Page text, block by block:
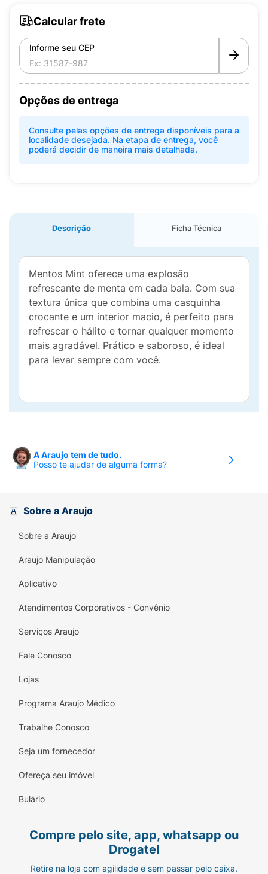
Calcular frete
Informe seu CEP
Opções de entrega
Consulte pelas opções de entrega disponíveis para a
localidade desejada. Na etapa de entrega, você
poderá decidir de maneira mais detalhada.
Descrição Ficha Técnica
Mentos Mint oferece uma explosão
refrescante de menta em cada bala. Com sua
textura única que combina uma casquinha
crocante e um interior macio, é perfeito para
refrescar o hálito e tornar qualquer momento
mais agradável. Prático e saboroso, é ideal
para levar sempre com você.
A Araujo tem de tudo.
Posso te ajudar de alguma forma?
Sobre a Araujo
Sobre a Araujo
Araujo Manipulação
Aplicativo
Atendimentos Corporativos - Convênio
Serviços Araujo
Fale Conosco
Lojas
Programa Araujo Médico
Trabalhe Conosco
Seja um fornecedor
Ofereça seu imóvel
Bulário
Compre pelo site, app, whatsapp ou
Drogatel
Retire na loja com agilidade e sem passar pelo caixa.